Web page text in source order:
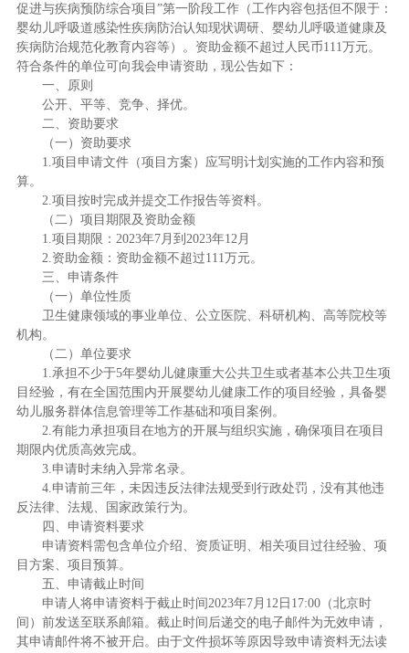
促进与疾病预防综合项目”第一阶段工作（工作内容包括但不限于：
婴幼儿呼吸道感染性疾病防治认知现状调研、婴幼儿呼吸道健康及
疾病防治规范化教育内容等）。资助金额不超过人民币111万元。
符合条件的单位可向我会申请资助，现公告如下：
一、原则
公开、平等、竞争、择优。
二、资助要求
（一）资助要求
1.项目申请文件（项目方案）应写明计划实施的工作内容和预
算。
2.项目按时完成并提交工作报告等资料。
（二）项目期限及资助金额
1.项目期限：2023年7月到2023年12月
2.资助金额：资助金额不超过111万元。
三、申请条件
（一）单位性质
卫生健康领域的事业单位、公立医院、科研机构、高等院校等
机构。
（二）单位要求
1.承担不少于5年婴幼儿健康重大公共卫生或者基本公共卫生项
目经验，有在全国范围内开展婴幼儿健康工作的项目经验，具备婴
幼儿服务群体信息管理等工作基础和项目案例。
2.有能力承担项目在地方的开展与组织实施，确保项目在项目
期限内优质高效完成。
3.申请时未纳入异常名录。
4.申请前三年，未因违反法律法规受到行政处罚，没有其他违
反法律、法规、国家政策行为。
四、申请资料要求
申请资料需包含单位介绍、资质证明、相关项目过往经验、项
目方案、项目预算。
五、申请截止时间
申请人将申请资料于截止时间2023年7月12日17:00（北京时
间）前发送至联系邮箱。截止时间后递交的电子邮件为无效申请，
其申请邮件将不被开启。由于文件损坏等原因导致申请资料无法读